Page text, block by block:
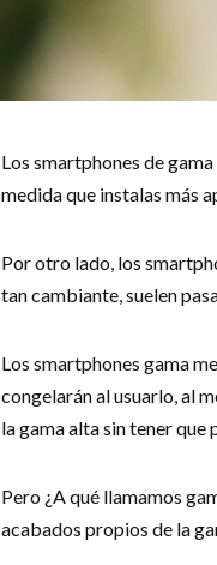
Los smartphones de
medida que instalas más
Por otro lado, los
tan cambiante, suelen
Los smartphones gama
congelarán al usuarlo, al
la gama alta sin tener que
Pero ¿A qué llamamos
acabados propios de la